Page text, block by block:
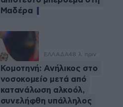
Μαδέρα
ΕΛΛΑΔΑ48 λ. πριν
Κομοτηνή: Ανήλικος στο
νοσοκομείο μετά από
κατανάλωση αλκοόλ,
συνελήφθη υπάλληλος